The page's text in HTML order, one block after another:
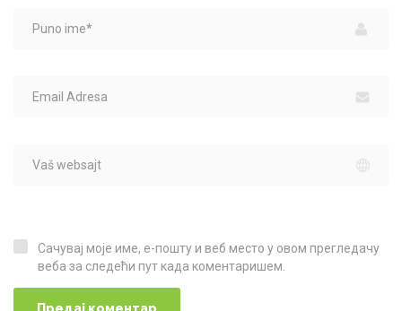
Сачувај моје име, е-пошту и веб место у овом прегледачу веба за следећи пут када коментаришем.
Сачувај моје име, е-пошту и веб место у овом прегледачу
веба за следећи пут када коментаришем.